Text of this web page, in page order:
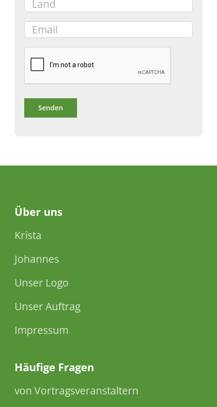
Über uns
Krista
Johannes
Unser Logo
Unser Auftrag
Impressum
Häufige Fragen
von Vortragsveranstaltern